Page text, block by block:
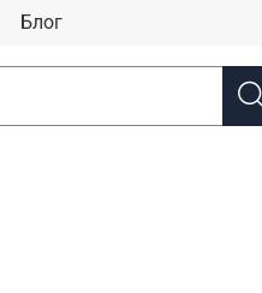
Блог